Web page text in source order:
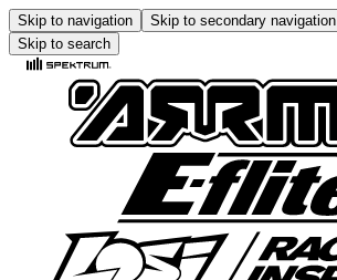
Skip to navigation Skip to secondary navigation
Skip to search